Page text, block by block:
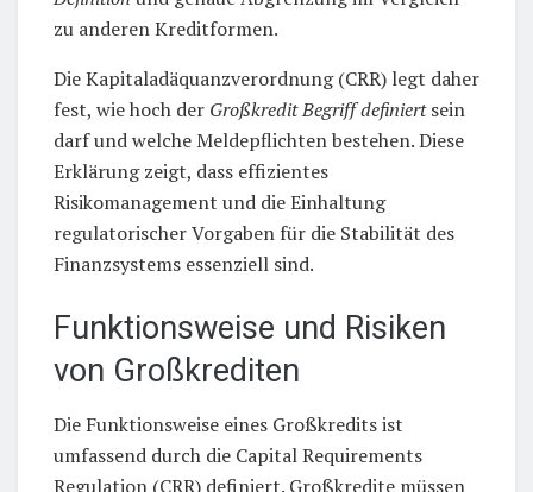
zu anderen Kreditformen.
Die Kapitaladäquanzverordnung (CRR) legt daher
fest, wie hoch der Großkredit Begriff definiertsein
darf und welche Meldepflichten bestehen. Diese
Erklärung zeigt, dass effizientes
Risikomanagement und die Einhaltung
regulatorischer Vorgaben für die Stabilität des
Finanzsystems essenziell sind.
Funktionsweise und Risiken
von Großkrediten
Die Funktionsweise eines Großkredits ist
umfassend durch die Capital Requirements
Regulation (CRR) definiert. Großkredite müssen